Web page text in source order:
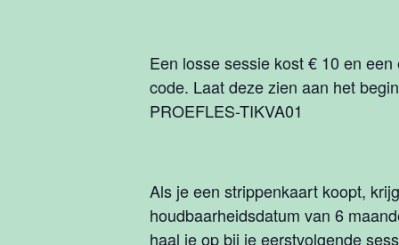
Een losse sessie kost € 10 en
code. Laat deze zien aan het
PROEFLES-TIKVA01
Als je een strippenkaart koopt,
houdbaarheidsdatum van 6
haal je op bij je eerstvolgende